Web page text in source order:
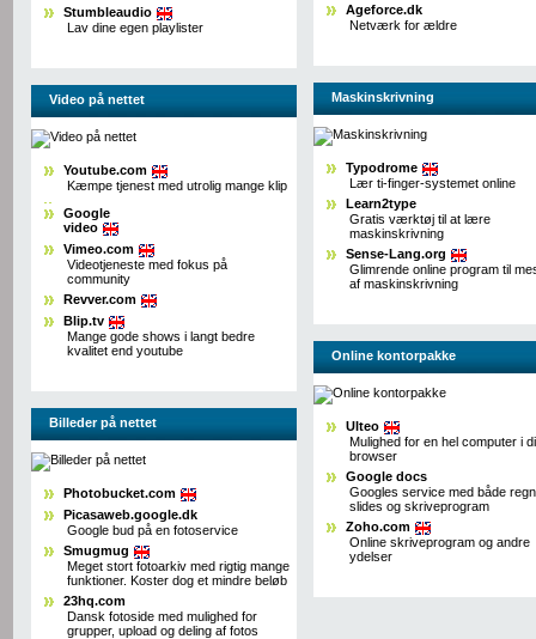
Stumbleaudio
Lav dine egen playlister
Video på nettet
Youtube.com
Kæmpe tjenest med utrolig mange klip
Google
video
Vimeo.com
Videotjeneste med fokus på
community
Revver.com
Blip.tv
Mange gode shows i langt bedre
kvalitet end youtube
Billeder på nettet
Photobucket.com
Picasaweb.google.dk
Google bud på en fotoservice
Smugmug
Meget stort fotoarkiv med rigtig mange
funktioner. Koster dog et mindre beløb
23hq.com
Dansk fotoside med mulighed for
grupper, upload og deling af fotos
Ageforce.dk
Netværk for ældre
Maskinskrivning
Typodrome
Lær ti-finger-systemet online
Learn2type
Gratis værktøj til at lære
maskinskrivning
Sense-Lang.org
Glimrende online program til
af maskinskrivning
Online kontorpakke
Ulteo
Mulighed for en hel computer i
browser
Google docs
Googles service med både
slides og skriveprogram
Zoho.com
Online skriveprogram og andre
ydelser